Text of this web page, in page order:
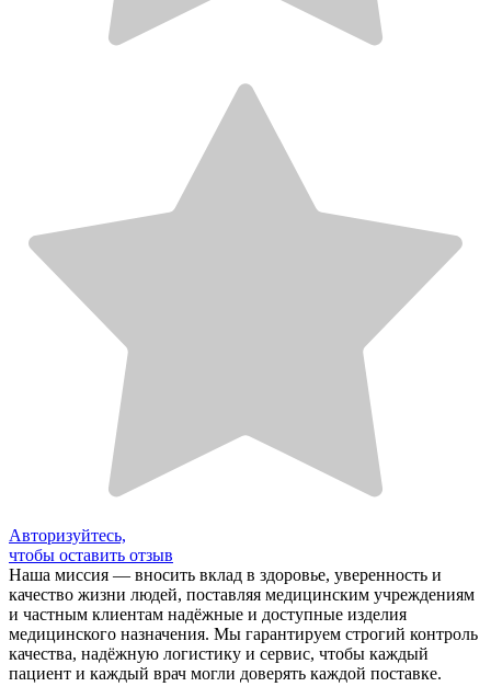
Авторизуйтесь,
чтобы оставить отзыв
Наша миссия — вносить вклад в здоровье, уверенность и
качество жизни людей, поставляя медицинским учреждениям
и частным клиентам надёжные и доступные изделия
медицинского назначения. Мы гарантируем строгий контроль
качества, надёжную логистику и сервис, чтобы каждый
пациент и каждый врач могли доверять каждой поставке.